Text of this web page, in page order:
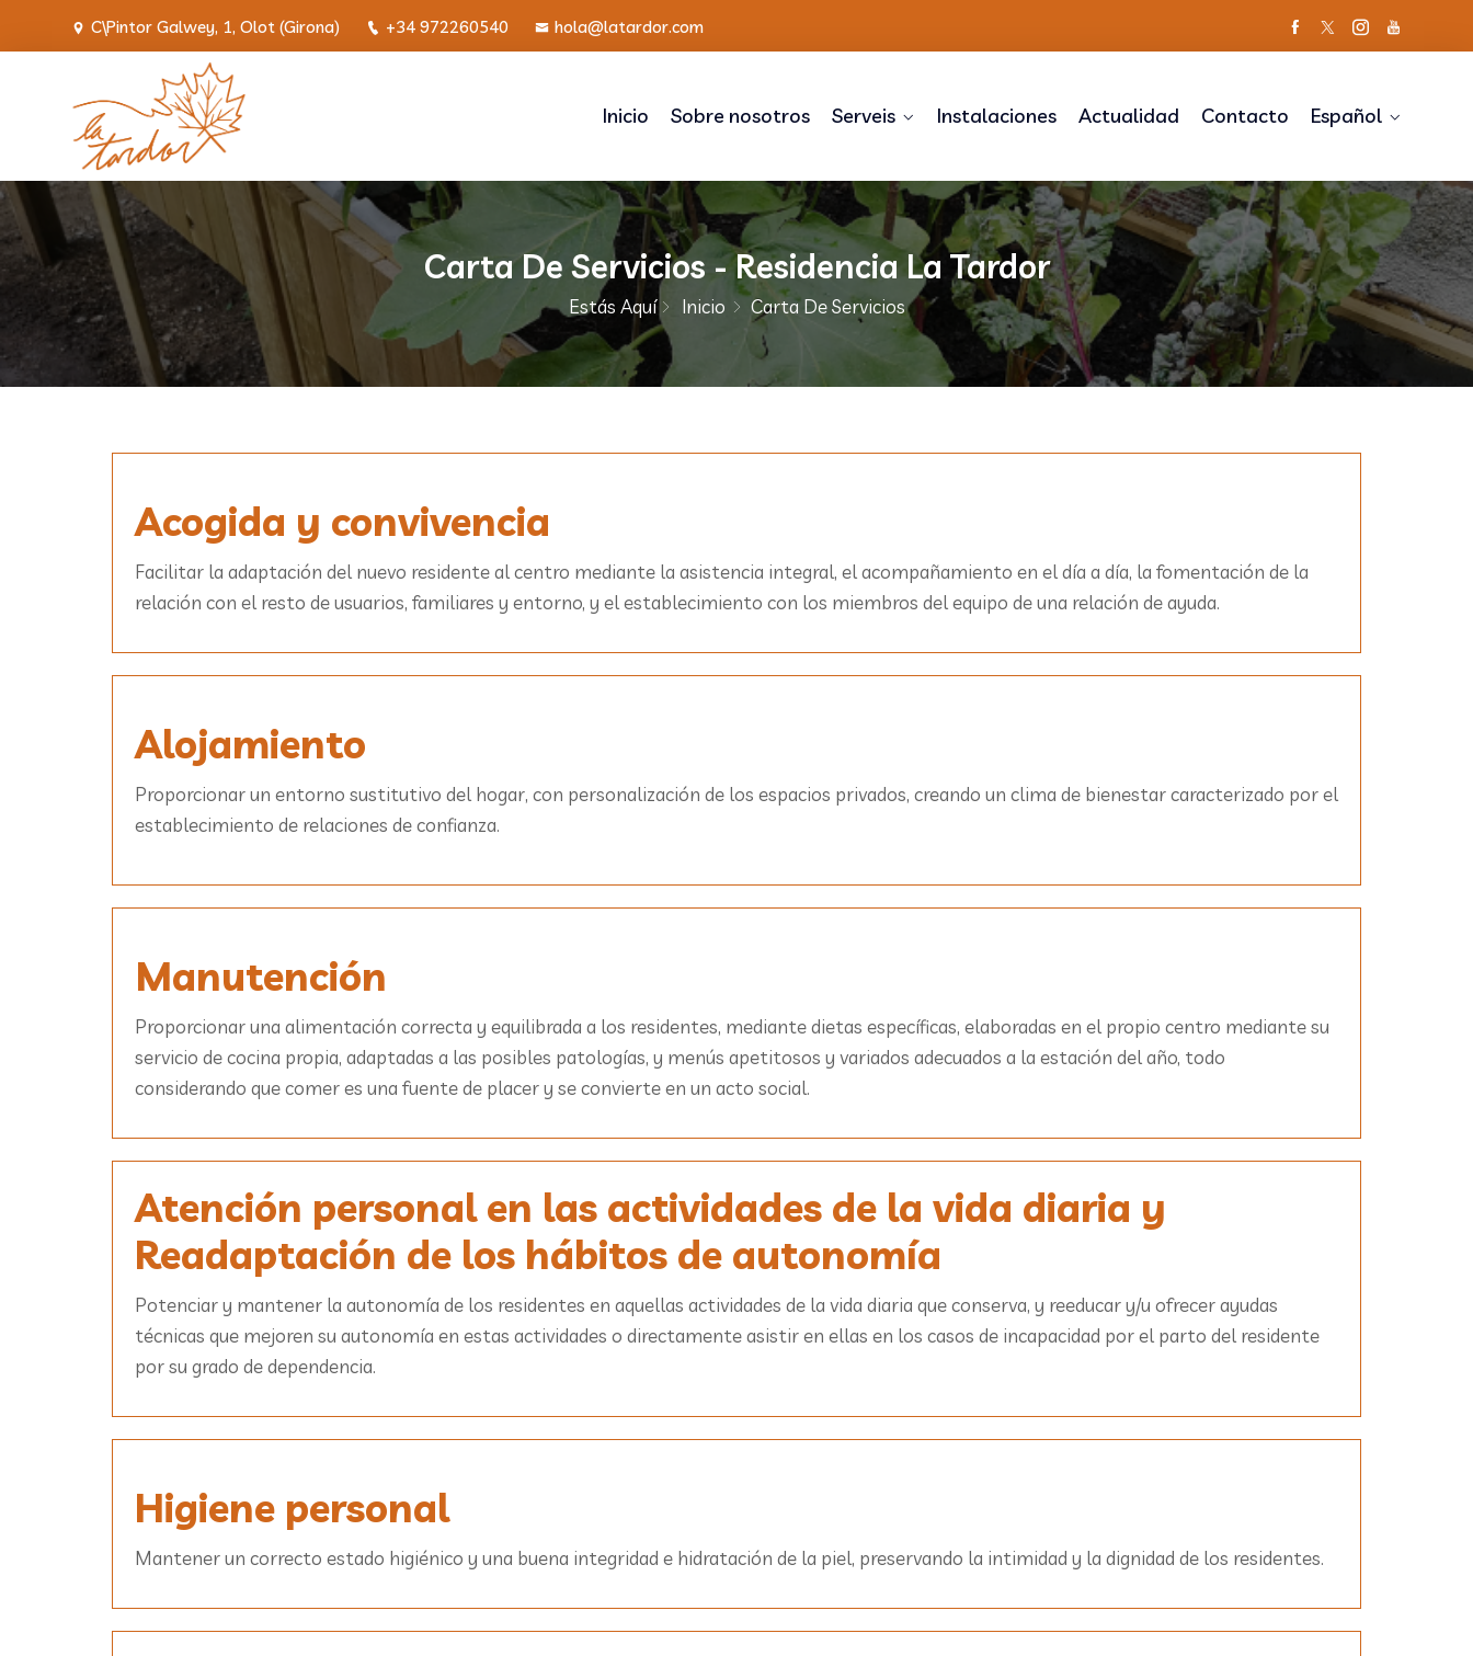
C\Pintor Galwey, 1, Olot (Girona) +34 972260540 hola@latardor.com
Inicio Sobre nosotros Serveis Instalaciones Actualidad Contacto Español
Carta De Servicios - Residencia La Tardor
Estás Aquí Inicio Carta De Servicios
Acogida y convivencia
Facilitar la adaptación del nuevo residente al centro mediante la asistencia integral, el acompañamiento en el día a día, la fomentación de la
relación con el resto de usuarios, familiares y entorno, y el establecimiento con los miembros del equipo de una relación de ayuda.
Alojamiento
Proporcionar un entorno sustitutivo del hogar, con personalización de los espacios privados, creando un clima de bienestar caracterizado por el
establecimiento de relaciones de confianza.
Manutención
Proporcionar una alimentación correcta y equilibrada a los residentes, mediante dietas específicas, elaboradas en el propio centro mediante su
servicio de cocina propia, adaptadas a las posibles patologías, y menús apetitosos y variados adecuados a la estación del año, todo
considerando que comer es una fuente de placer y se convierte en un acto social.
Atención personal en las actividades de la vida diaria y
Readaptación de los hábitos de autonomía
Potenciar y mantener la autonomía de los residentes en aquellas actividades de la vida diaria que conserva, y reeducar y/u ofrecer ayudas
técnicas que mejoren su autonomía en estas actividades o directamente asistir en ellas en los casos de incapacidad por el parto del residente
por su grado de dependencia.
Higiene personal
Mantener un correcto estado higiénico y una buena integridad e hidratación de la piel, preservando la intimidad y la dignidad de los residentes.